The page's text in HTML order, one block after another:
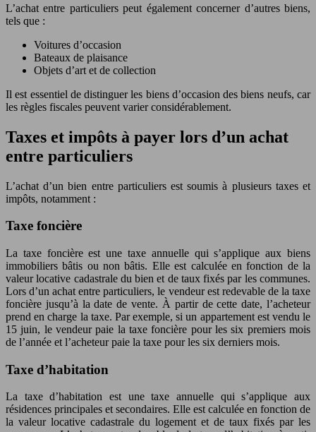
L’achat entre particuliers peut également concerner d’autres biens,
tels que :
Voitures d’occasion
Bateaux de plaisance
Objets d’art et de collection
Il est essentiel de distinguer les biens d’occasion des biens neufs, car
les règles fiscales peuvent varier considérablement.
Taxes et impôts à payer lors d’un achat
entre particuliers
L’achat d’un bien entre particuliers est soumis à plusieurs taxes et
impôts, notamment :
Taxe foncière
La taxe foncière est une taxe annuelle qui s’applique aux biens
immobiliers bâtis ou non bâtis. Elle est calculée en fonction de la
valeur locative cadastrale du bien et de taux fixés par les communes.
Lors d’un achat entre particuliers, le vendeur est redevable de la taxe
foncière jusqu’à la date de vente. À partir de cette date, l’acheteur
prend en charge la taxe. Par exemple, si un appartement est vendu le
15 juin, le vendeur paie la taxe foncière pour les six premiers mois
de l’année et l’acheteur paie la taxe pour les six derniers mois.
Taxe d’habitation
La taxe d’habitation est une taxe annuelle qui s’applique aux
résidences principales et secondaires. Elle est calculée en fonction de
la valeur locative cadastrale du logement et de taux fixés par les